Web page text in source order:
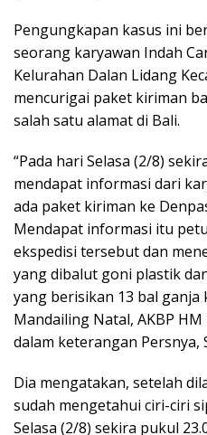
Pengungkapan kasus ini
seorang karyawan Indah
Kelurahan Dalan Lidang
mencurigai paket kiriman
salah satu alamat di Bali.
“Pada hari Selasa (2/8)
mendapat informasi dari
ada paket kiriman ke
Mendapat informasi itu
ekspedisi tersebut dan
yang dibalut goni plastik
yang berisikan 13 bal ganja
Mandailing Natal, AKBP
dalam keterangan Persnya,
Dia mengatakan, setelah
sudah mengetahui ciri-ciri
Selasa (2/8) sekira pukul